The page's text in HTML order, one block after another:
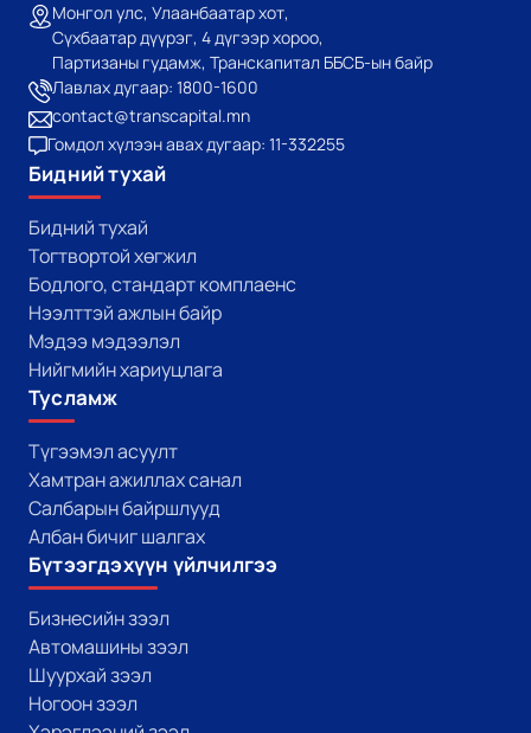
Монгол улс, Улаанбаатар хот,
Сүхбаатар дүүрэг, 4 дүгээр хороо,
Партизаны гудамж, Транскапитал ББСБ-ын байр
Лавлах дугаар: 1800-1600
contact@transcapital.mn
Гомдол хүлээн авах дугаар: 11-332255
Бидний тухай
Бидний тухай
Тогтвортой хөгжил
Бодлого, стандарт комплаенс
Нээлттэй ажлын байр
Мэдээ мэдээлэл
Нийгмийн хариуцлага
Тусламж
Түгээмэл асуулт
Хамтран ажиллах санал
Салбарын байршлууд
Албан бичиг шалгах
Бүтээгдэхүүн үйлчилгээ
Бизнесийн зээл
Автомашины зээл
Шуурхай зээл
Ногоон зээл